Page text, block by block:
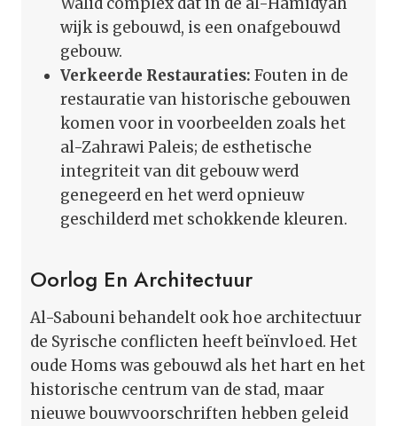
wijk is gebouwd, is een onafgebouwd
gebouw.
Verkeerde Restauraties: Fouten in de
restauratie van historische gebouwen
komen voor in voorbeelden zoals het
al-Zahrawi Paleis; de esthetische
integriteit van dit gebouw werd
genegeerd en het werd opnieuw
geschilderd met schokkende kleuren.
Oorlog En Architectuur
Al-Sabouni behandelt ook hoe architectuur
de Syrische conflicten heeft beïnvloed. Het
oude Homs was gebouwd als het hart en het
historische centrum van de stad, maar
nieuwe bouwvoorschriften hebben geleid